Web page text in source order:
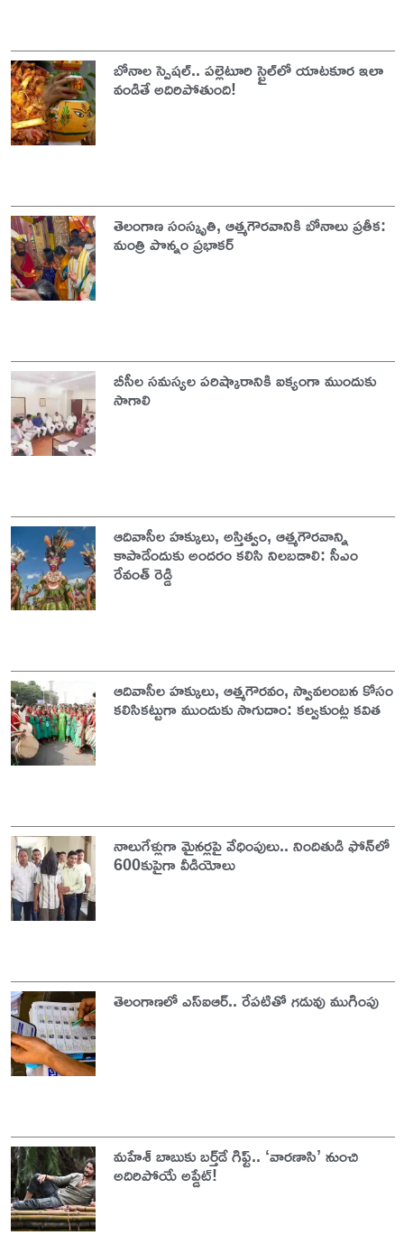
బోనాల స్పెషల్.. పల్లెటూరి స్టైల్‌లో యాటకూర ఇలా
వండితే అదిరిపోతుంది!
తెలంగాణ సంస్కృతి, ఆత్మగౌరవానికి బోనాలు ప్రతీక:
మంత్రి పొన్నం ప్రభాకర్
బీసీల సమస్యల పరిష్కారానికి ఐక్యంగా ముందుకు
సాగాలి
ఆదివాసీల హక్కులు, అస్తిత్వం, ఆత్మగౌరవాన్ని
కాపాడేందుకు అందరం కలిసి నిలబడాలి: సీఎం
రేవంత్ రెడ్డి
ఆదివాసీల హక్కులు, ఆత్మగౌరవం, స్వావలంబన కోసం
కలిసికట్టుగా ముందుకు సాగుదాం: కల్వకుంట్ల కవిత
నాలుగేళ్లుగా మైనర్లపై వేధింపులు.. నిందితుడి ఫోన్‌లో
600కుపైగా వీడియోలు
తెలంగాణలో ఎస్‌ఐఆర్‌.. రేపటితో గడువు ముగింపు
మహేశ్ బాబుకు బర్త్‌డే గిఫ్ట్.. ‘వారణాసి’ నుంచి
అదిరిపోయే అప్డేట్!